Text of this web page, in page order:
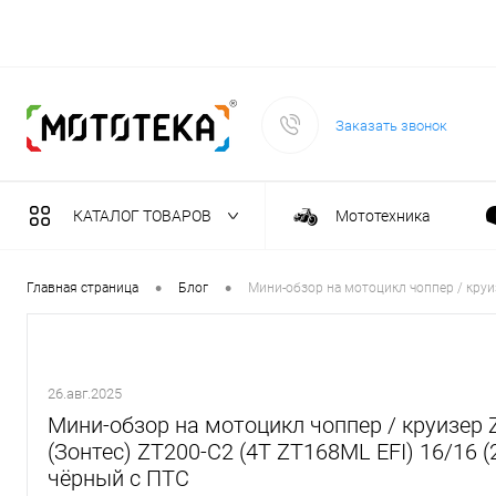
Заказать звонок
КАТАЛОГ ТОВАРОВ Мототехника
Садовая техника
Инструмент
Главная страница • Блог • Мини-обзор на мотоцикл чоппер /
26.авг.2025
Мини-обзор на мотоцикл чоппер / круизер
(Зонтес) ZT200-C2 (4T ZT168ML EFI) 16/16
чёрный с ПТС